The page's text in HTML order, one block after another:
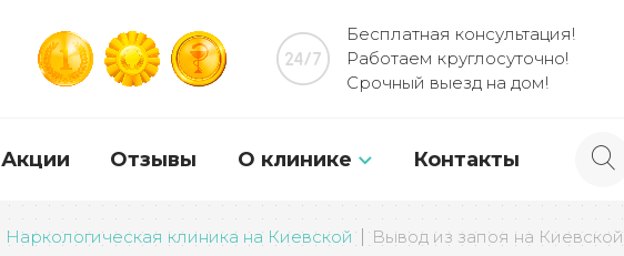
Бесплатная консультация!
Работаем круглосуточно!
Срочный выезд на дом!
Акции Отзывы О клинике
О клинике Гиппократ
Контакты
Наркологическая клиника на Киевской Вывод из запоя на Киевской